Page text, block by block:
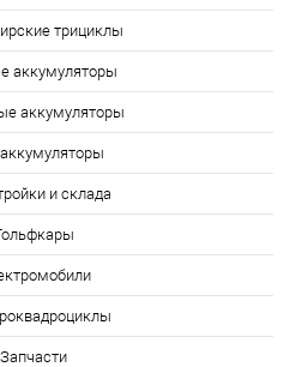
трициклы
аккумуляторы
аккумуляторы
и склада
Запчасти